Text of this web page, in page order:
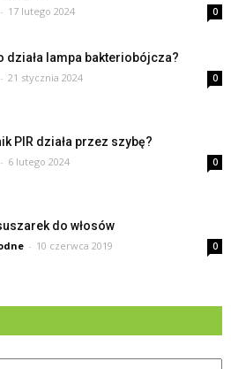
- 17 lutego 2024 0
działa lampa bakteriobójcza?
- 21 stycznia 2024 0
PIR działa przez szybę?
- 6 lutego 2024 0
do włosów
- 10 czerwca 2019 0